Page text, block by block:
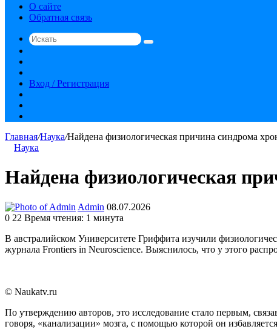
О сайте
Обратная связь
Искать
статья
Вход / Регистрация
Главная/Наука/Найдена физиологическая причина синдрома
Наука
Найдена физиологическая
Admin Send
an
08.07.2026
0 22 Время чтения: 1 минута
В австралийском Университете Гриффита изучили
журнала Frontiers in Neuroscience. Выяснилось, что у этого
© Naukatv.ru
По утверждению авторов, это исследование стало первым,
говоря, «канализации» мозга, с помощью которой он